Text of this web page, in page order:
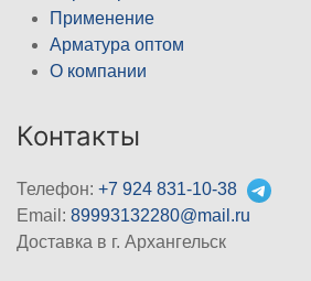
Применение
Арматура оптом
О компании
Контакты
Телефон: +7 924 831-10-38
Email: 89993132280@mail.ru
Доставка в г. Архангельск